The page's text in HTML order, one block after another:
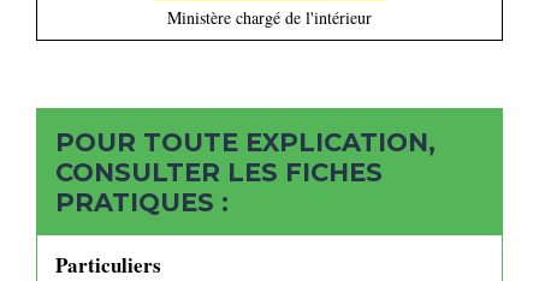
Ministère chargé de l'intérieur
POUR TOUTE EXPLICATION,
CONSULTER LES FICHES
PRATIQUES :
Particuliers